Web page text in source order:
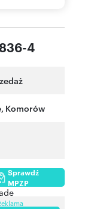
4
, Komorów
Sprawdź
MPZP